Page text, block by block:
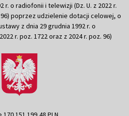
r. o radiofonii i telewizji (Dz. U. z 2022 r.
96) poprzez udzielenie dotacji celowej, o
z dnia 29 grudnia 1992 r. o
r. poz. 1722 oraz z 2024 r. poz. 96)